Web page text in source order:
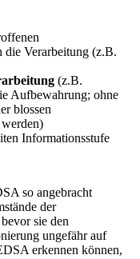
die Verarbeitung (z.B.
(z.B.
Aufbewahrung; ohne
blossen
Informationsstufe
so angebracht
der
sie den
ungefähr auf
erkennen können,